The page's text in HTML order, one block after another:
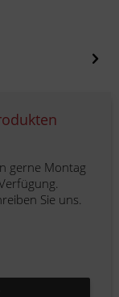
gerne Montag
Sie uns.